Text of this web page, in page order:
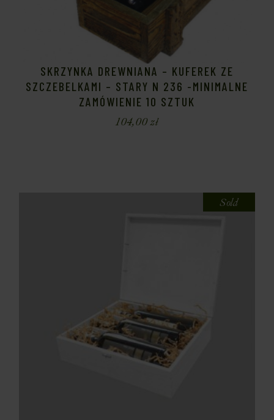
SKRZYNKA DREWNIANA – KUFEREK ZE
SZCZEBELKAMI – STARY N 236 -MINIMALNE
ZAMÓWIENIE 10 SZTUK
104,00zł
Sold